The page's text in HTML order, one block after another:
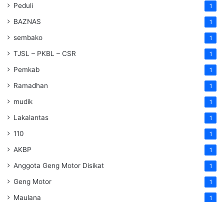
Peduli 1
BAZNAS 1
sembako 1
TJSL – PKBL – CSR 1
Pemkab 1
Ramadhan 1
mudik 1
Lakalantas 1
110 1
AKBP 1
Anggota Geng Motor Disikat 1
Geng Motor 1
Maulana 1